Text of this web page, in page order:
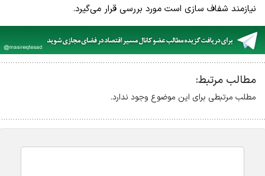
نیازمند شفاف سازی است مورد بررسی قرار می‌گیرد.
مطالب مرتبط:
مطلب مرتبطی برای این موضوع وجود ندارد.